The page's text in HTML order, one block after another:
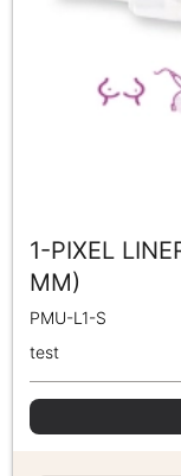
1-PIXEL
MM)
PMU-L1-S
test